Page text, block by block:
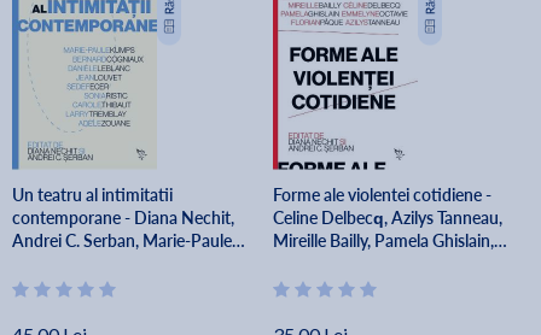
Un teatru al intimitatii
contemporane - Diana Nechit,
Andrei C. Serban, Marie-Paule
Daniele LeBlanc
Forme ale violentei cotidiene -
Celine Delbecq, Azilys Tanneau,
Mireille Bailly, Pamela Ghislain,
Paque